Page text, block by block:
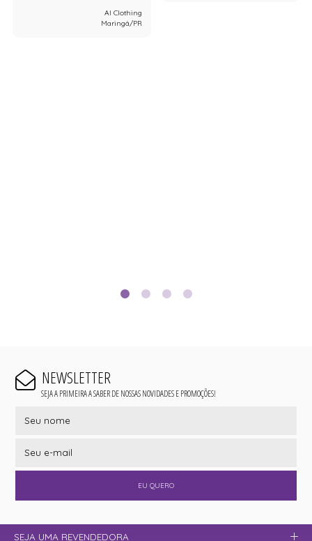
Al Clothing
Maringá/PR
NEWSLETTER
SEJA A PRIMEIRA A SABER DE NOSSAS NOVIDADES E PROMOÇÕES!
EU QUERO
SEJA UMA REVENDEDORA